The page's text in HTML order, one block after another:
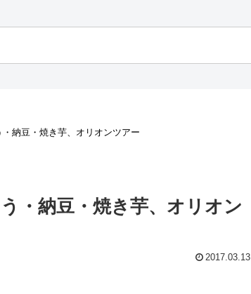
納豆・焼き芋、オリオンツアー
・納豆・焼き芋、オリオン
2017.03.13